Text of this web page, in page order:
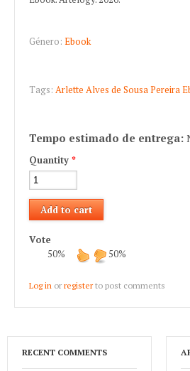
Género: Ebook
Tags: Arlette Alves de Sousa Pereira
Tempo estimado de entrega:
Quantity *
Vote
50%
50%
Log in or registerto post comments
RECENT COMMENTS